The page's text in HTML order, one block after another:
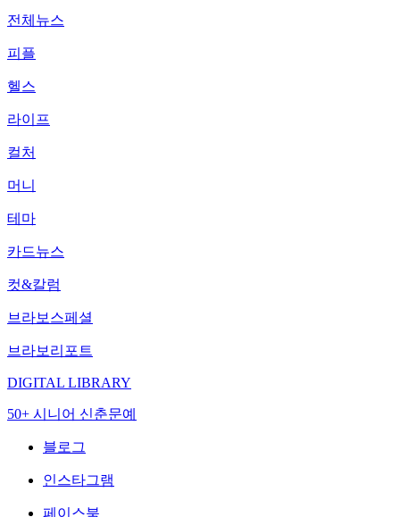
전체뉴스
피플
헬스
라이프
컬처
머니
테마
카드뉴스
컷&칼럼
브라보스페셜
브라보리포트
DIGITAL LIBRARY
50+ 시니어 신춘문예
블로그
인스타그램
페이스북